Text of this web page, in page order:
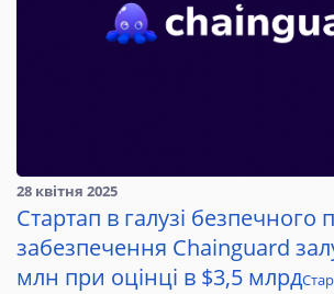
28 квітня 2025
Стартап в галузі безпечного
забезпечення Chainguard
млн при оцінці в $3,5 млрд